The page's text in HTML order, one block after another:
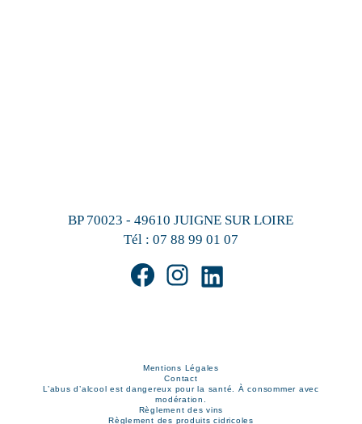
BP 70023 - 49610 JUIGNE SUR LOIRE
Tél : 07 88 99 01 07
Mentions Légales
Contact
L’abus d’alcool est dangereux pour la santé. À consommer avec
modération.
Règlement des vins
Règlement des produits cidricoles